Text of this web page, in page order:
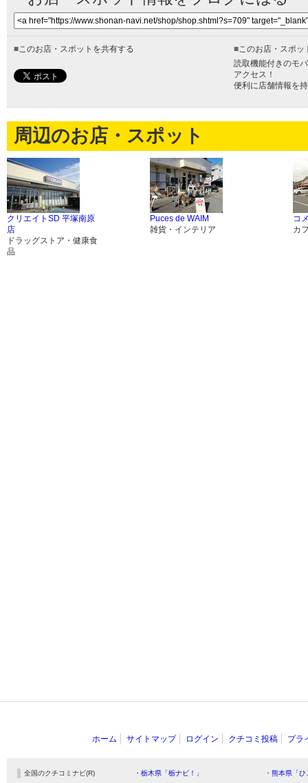
■このお店・スポットを共有する ■このお店・スポッ
読取機能付きのモ
アクセス！
便利に店舗情報を
周辺のお店・スポット
クリエイトSD 平塚南原
店
ドラッグストア・健康食
品
Puces de WAIM
雑貨・インテリア
コ
カ
ホーム サイトマップ ログイン クチコミ投稿 プラ
全国のクチコミナビ(R) ・栃木県「栃ナビ！」
・熊本県「